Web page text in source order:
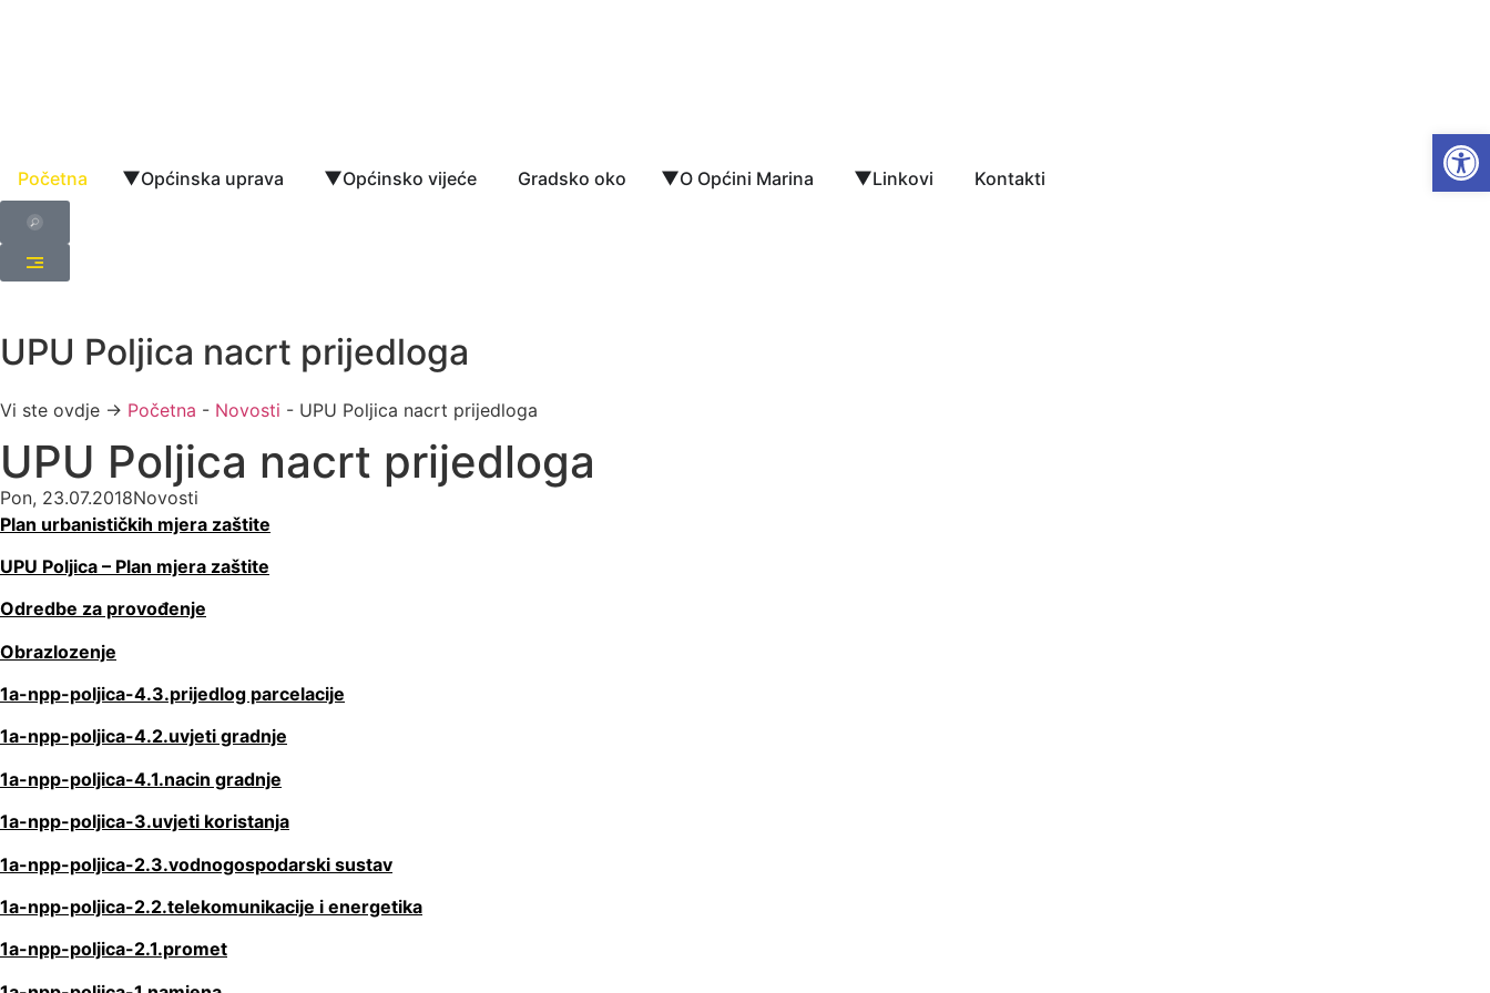
Početna Općinska uprava Općinsko vijeće Gradsko oko O Općini Marina Linkovi Kontakti
UPU Poljica nacrt prijedloga
Vi ste ovdje → Početna - Novosti - UPU Poljica nacrt prijedloga
UPU Poljica nacrt prijedloga
Pon, 23.07.2018Novosti
Plan urbanističkih mjera zaštite
UPU Poljica – Plan mjera zaštite
Odredbe za provođenje
Obrazlozenje
1a-npp-poljica-4.3.prijedlog parcelacije
1a-npp-poljica-4.2.uvjeti gradnje
1a-npp-poljica-4.1.nacin gradnje
1a-npp-poljica-3.uvjeti koristanja
1a-npp-poljica-2.3.vodnogospodarski sustav
1a-npp-poljica-2.2.telekomunikacije i energetika
1a-npp-poljica-2.1.promet